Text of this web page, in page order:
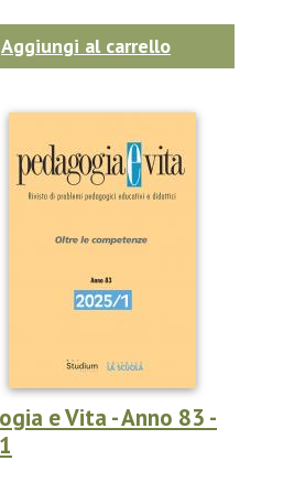
Aggiungi al carrello
e Vita - Anno 83 -